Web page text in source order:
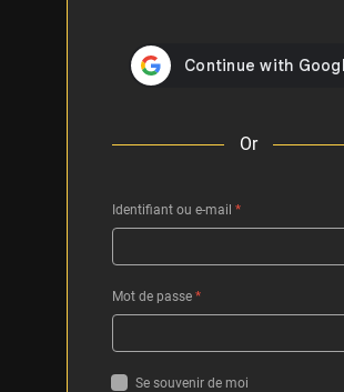
Or
Identifiant ou e-mail *
Mot de passe *
Se souvenir de moi